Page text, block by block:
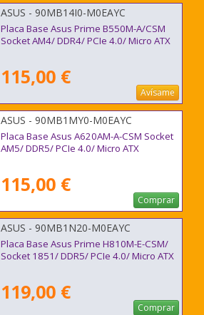
ASUS - 90MB14I0-M0EAYC
Placa Base Asus Prime B550M-A/CSM
Socket AM4/ DDR4/ PCIe 4.0/ Micro ATX
115,00 €
Avísame
ASUS - 90MB1MY0-M0EAYC
Placa Base Asus A620AM-A-CSM Socket
AM5/ DDR5/ PCIe 4.0/ Micro ATX
115,00 €
Comprar
ASUS - 90MB1N20-M0EAYC
Placa Base Asus Prime H810M-E-CSM/
Socket 1851/ DDR5/ PCIe 4.0/ Micro ATX
119,00 €
Comprar